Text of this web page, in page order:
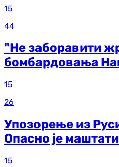
15
44
"Не заборавити
бомбардовања
15
26
Упозорење из
Опасно је маштати
15